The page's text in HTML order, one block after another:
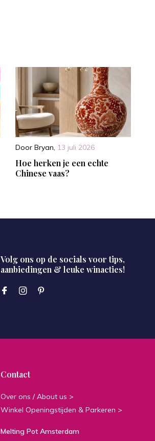
Door Bryan, 13 juli 2026
Hoe herken je een echte
Chinese vaas?
Volg ons op de socials voor tips,
aanbiedingen & leuke winacties!
Contact
Over ons / About us >
Winkel Openingstijden & Parkeren >
Melting Pot Amsterdam